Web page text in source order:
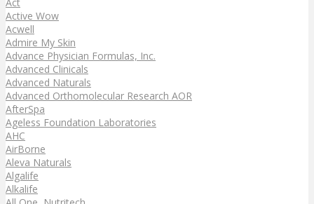
Active Wow
Acwell
Admire My Skin
Advance Physician Formulas, Inc.
Advanced Clinicals
Advanced Naturals
Advanced Orthomolecular Research AOR
AfterSpa
Ageless Foundation Laboratories
AHC
AirBorne
Aleva Naturals
Algalife
Alkalife